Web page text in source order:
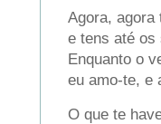
Agora,
e tens até
Enquanto o
eu amo-te, e
O que te